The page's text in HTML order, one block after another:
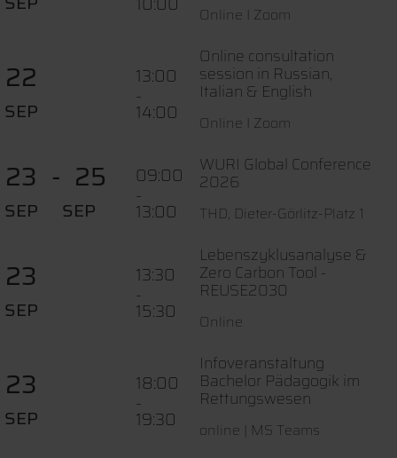
Online I Zoom
22
SEP
13:00
-
14:00
Online consultation
session in Russian,
Italian & English
Online I Zoom
23
SEP
25
SEP
09:00
-
13:00
WURI Global Conference
2026
THD, Dieter-Görlitz-Platz 1
23
SEP
13:30
-
15:30
Lebenszyklusanalyse &
Zero Carbon Tool -
REUSE2030
Online
23
SEP
18:00
-
19:30
Infoveranstaltung
Bachelor Pädagogik im
Rettungswesen
online | MS Teams